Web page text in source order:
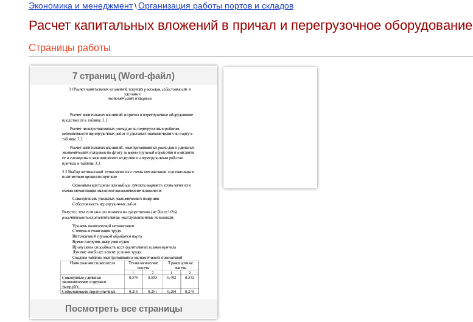
Экономика и менеджмент\Организация работы портов и складов
Расчет капитальных вложений в причал и перегрузочное оборудование
Страницы работы
7 страниц (Word-файл)
Посмотреть все страницы